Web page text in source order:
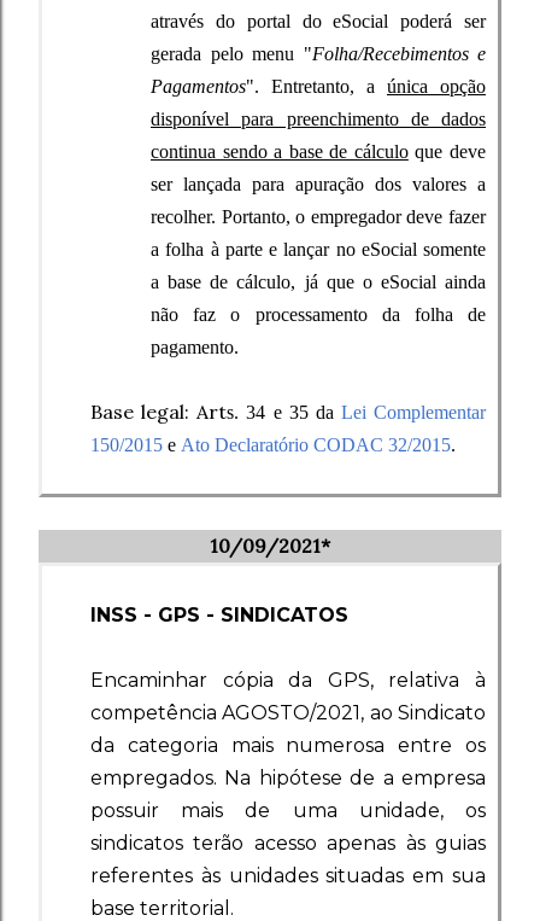
através do portal do eSocial poderá ser
gerada pelo menu "Folha/Recebimentos e
Pagamentos". Entretanto, a única opção
disponível para preenchimento de dados
continua sendo a base de cálculoque deve
ser lançada para apuração dos valores a
recolher. Portanto, o empregador deve fazer
a folha à parte e lançar no eSocial somente
a base de cálculo, já que o eSocial ainda
não faz o processamento da folha de
pagamento.
Base legal: Arts. 34 e 35 da Lei Complementar
150/2015 e Ato Declaratório CODAC 32/2015.
10/09/2021*
INSS - GPS - SINDICATOS
Encaminhar cópia da GPS, relativa à
competência AGOSTO/2021, ao Sindicato
da categoria mais numerosa entre os
empregados. Na hipótese de a empresa
possuir mais de uma unidade, os
sindicatos terão acesso apenas às guias
referentes às unidades situadas em sua
base territorial.